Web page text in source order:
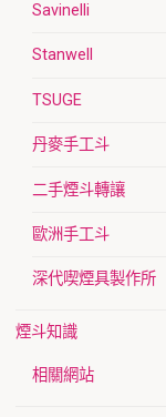
Savinelli
Stanwell
TSUGE
丹麥手工斗
二手煙斗轉讓
歐洲手工斗
深代喫煙具製作所
煙斗知識
相關網站